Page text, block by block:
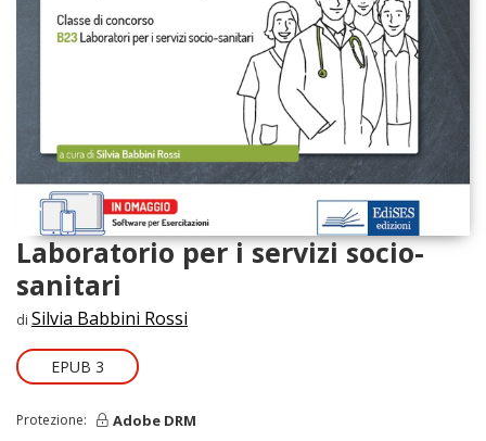
Laboratorio per i servizi socio-
sanitari
di Silvia Babbini Rossi
EPUB 3
Protezione: Adobe DRM